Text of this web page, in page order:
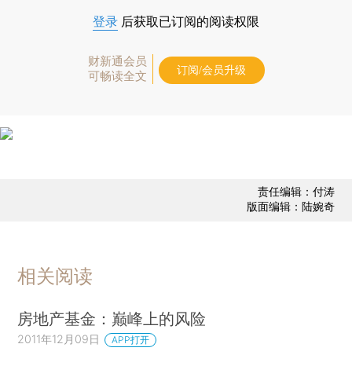
登录 后获取已订阅的阅读权限
财新通会员
可畅读全文
订阅/会员升级
责任编辑：付涛
版面编辑：陆婉奇
相关阅读
房地产基金：巅峰上的风险
2011年12月09日 APP打开